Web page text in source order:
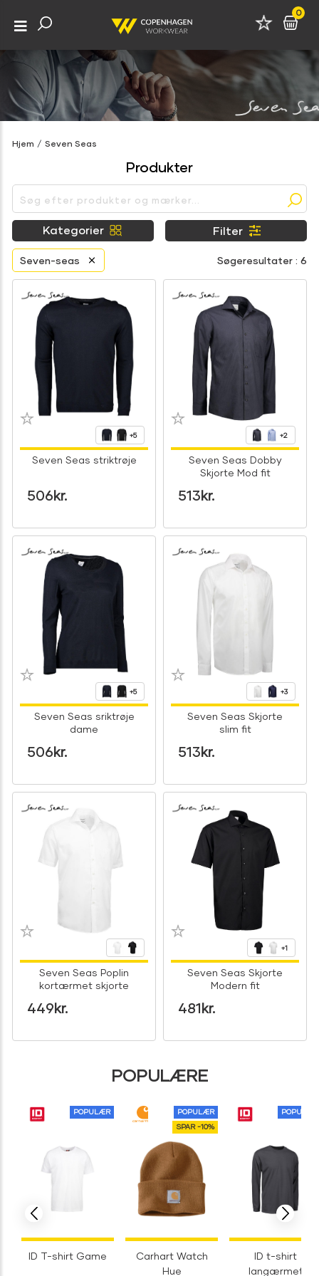
0
Hjem / Seven Seas
Produkter
Kategorier Filter
Seven-seas Søgeresultater : 6
+5
Seven Seas striktrøje
506kr.
+2
Seven Seas Dobby
Skjorte Mod fit
513kr.
+5
Seven Seas sriktrøje
dame
506kr.
+3
Seven Seas Skjorte
slim fit
513kr.
Seven Seas Poplin
kortærmet skjorte
449kr.
+1
Seven Seas Skjorte
Modern fit
481kr.
POPULÆRE
POPULÆR
ID T-shirt Game
POPULÆR
SPAR -10%
Carhart Watch
Hue
POPULÆR
ID t-shirt
langærmet